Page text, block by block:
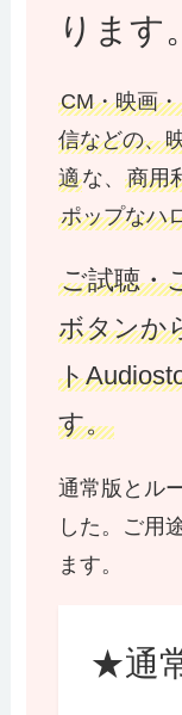
ります。
CM・映画
信などの、
適な、商用
ポップなハ
ご試聴・
ボタンか
ト
す。
通常版とル
した。ご用
ます。
★通